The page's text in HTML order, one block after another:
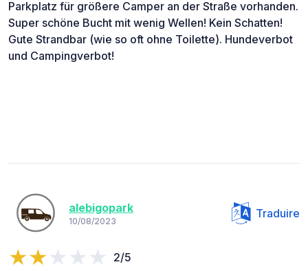
Parkplatz für größere Camper an der Straße vorhanden.
Super schöne Bucht mit wenig Wellen! Kein Schatten!
Gute Strandbar (wie so oft ohne Toilette). Hundeverbot
und Campingverbot!
alebigopark
10/08/2023
Traduire
2/5